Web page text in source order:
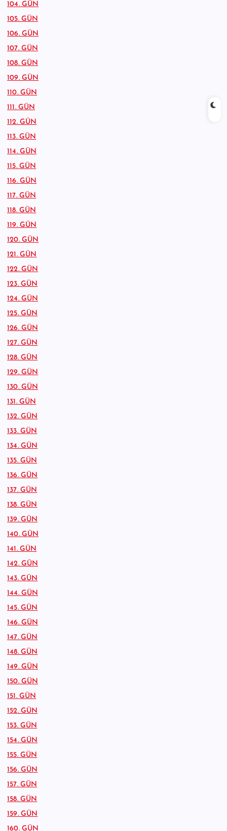
104. GÜN
105. GÜN
106. GÜN
107. GÜN
108. GÜN
109. GÜN
110. GÜN
111. GÜN
112. GÜN
113. GÜN
114. GÜN
115. GÜN
116. GÜN
117. GÜN
118. GÜN
119. GÜN
120. GÜN
121. GÜN
122. GÜN
123. GÜN
124. GÜN
125. GÜN
126. GÜN
127. GÜN
128. GÜN
129. GÜN
130. GÜN
131. GÜN
132. GÜN
133. GÜN
134. GÜN
135. GÜN
136. GÜN
137. GÜN
138. GÜN
139. GÜN
140. GÜN
141. GÜN
142. GÜN
143. GÜN
144. GÜN
145. GÜN
146. GÜN
147. GÜN
148. GÜN
149. GÜN
150. GÜN
151. GÜN
152. GÜN
153. GÜN
154. GÜN
155. GÜN
156. GÜN
157. GÜN
158. GÜN
159. GÜN
160. GÜN